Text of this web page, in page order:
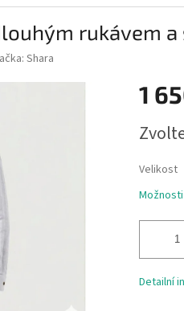
rukávem
Shara
1
cena:
Velikost
Detailní